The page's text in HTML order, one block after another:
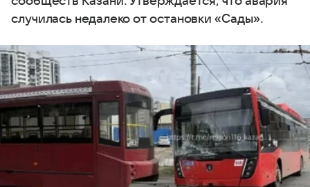
случилась недалеко от остановки «Сады».